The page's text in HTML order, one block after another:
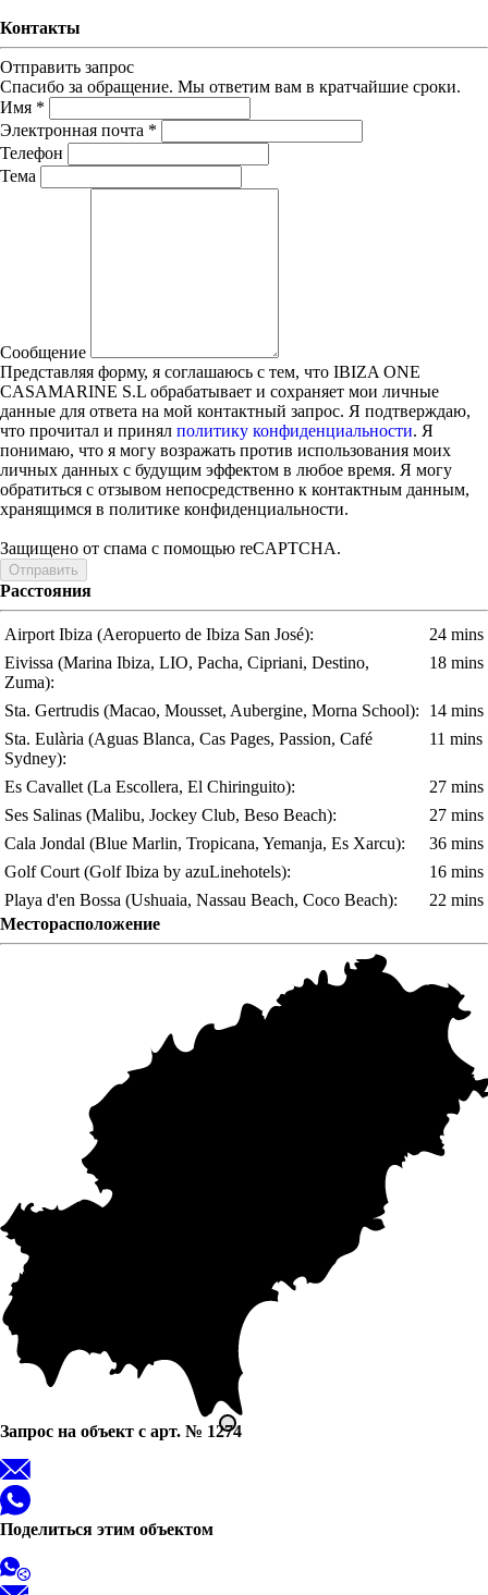
Контакты
Отправить запрос
Спасибо за обращение. Мы ответим вам в кратчайшие сроки.
Имя *
Электронная почта *
Телефон
Тема
Сообщение
Представляя форму, я соглашаюсь с тем, что IBIZA ONE
CASAMARINE S.L обрабатывает и сохраняет мои личные
данные для ответа на мой контактный запрос. Я подтверждаю,
что прочитал и принял политику конфиденциальности. Я
понимаю, что я могу возражать против использования моих
личных данных с будущим эффектом в любое время. Я могу
обратиться с отзывом непосредственно к контактным данным,
хранящимся в политике конфиденциальности.
Защищено от спама с помощью reCAPTCHA.
Отправить
Расстояния
Airport Ibiza (Aeropuerto de Ibiza San José):
24 mins
Eivissa (Marina Ibiza, LIO, Pacha, Cipriani, Destino,
Zuma):
18 mins
Sta. Gertrudis (Macao, Mousset, Aubergine, Morna School):
14 mins
Sta. Eulària (Aguas Blanca, Cas Pages, Passion, Café
Sydney):
11 mins
Es Cavallet (La Escollera, El Chiringuito):
27 mins
Ses Salinas (Malibu, Jockey Club, Beso Beach):
27 mins
Cala Jondal (Blue Marlin, Tropicana, Yemanja, Es Xarcu):
36 mins
Golf Court (Golf Ibiza by azuLinehotels):
16 mins
Playa d'en Bossa (Ushuaia, Nassau Beach, Coco Beach):
22 mins
Месторасположение
Запрос на объект с арт. № 1274
Поделиться этим объектом